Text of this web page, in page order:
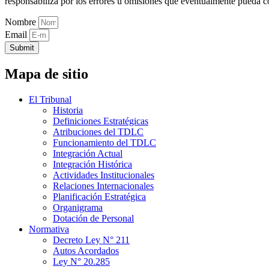
Nombre
Email
Submit
Mapa de sitio
El Tribunal
Historia
Definiciones Estratégicas
Atribuciones del TDLC
Funcionamiento del TDLC
Integración Actual
Integración Histórica
Actividades Institucionales
Relaciones Internacionales
Planificación Estratégica
Organigrama
Dotación de Personal
Normativa
Decreto Ley N° 211
Autos Acordados
Ley N° 20.285